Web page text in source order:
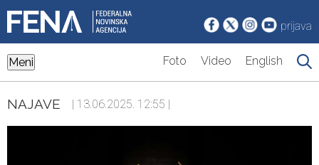
prijava
Meni Foto Video English
NAJAVE | 13.06.2025. 12:55 |